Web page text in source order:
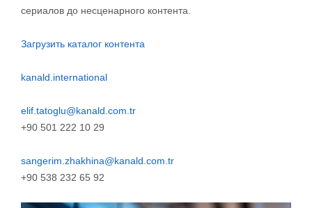
сериалов до несценарного контента.
Загрузить каталог контента
kanald.international
elif.tatoglu@kanald.com.tr
+90 501 222 10 29
sangerim.zhakhina@kanald.com.tr
+90 538 232 65 92